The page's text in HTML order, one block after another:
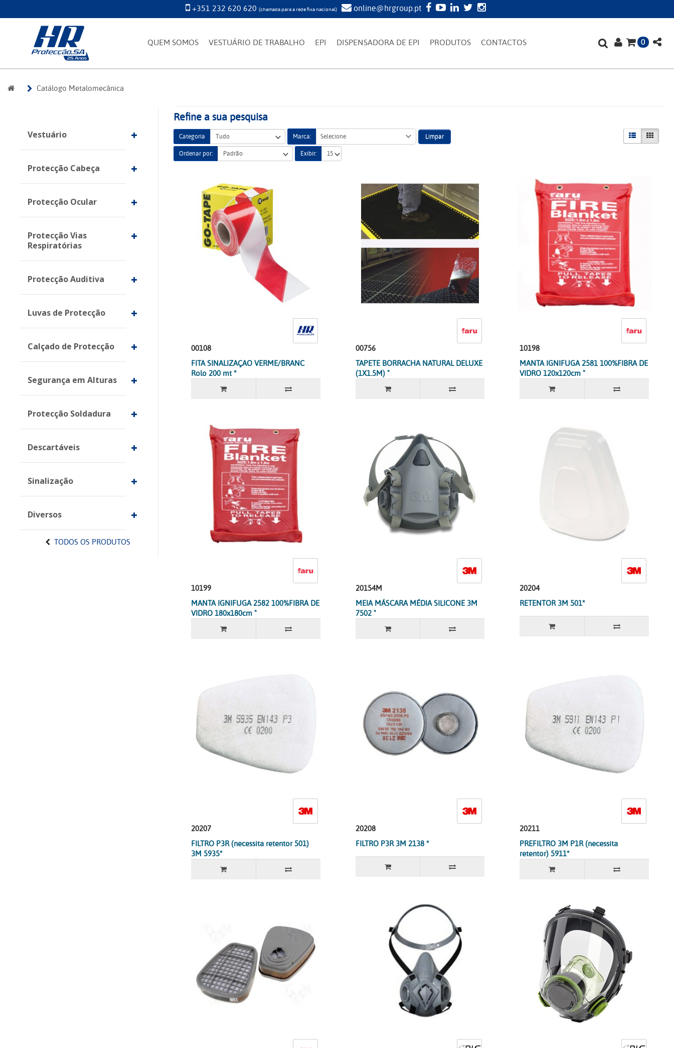
+351 232 620 620 (chamada para a rede fixa nacional) online@hrgroup.pt
QUEM SOMOS VESTUÁRIO DE TRABALHO EPI DISPENSADORA DE EPI PRODUTOS CONTACTOS 0
Catálogo Metalomecânica
Vestuário
Protecção Cabeça
Protecção Ocular
Protecção Vias
Respiratórias
Protecção Auditiva
Luvas de Protecção
Calçado de Protecção
Segurança em Alturas
Protecção Soldadura
Descartáveis
Sinalização
Diversos
TODOS OS PRODUTOS
Refine a sua pesquisa
Categoria Marca: Selecione
Limpar
Ordenar por:
Exibir:
00108
FITA SINALIZAÇAO VERME/BRANC
Rolo 200 mt *
00756
TAPETE BORRACHA NATURAL DELUXE
(1X1.5M) "
10198
MANTA IGNIFUGA 2581 100%FIBRA DE
VIDRO 120x120cm "
10199
MANTA IGNIFUGA 2582 100%FIBRA DE
VIDRO 180x180cm "
20154M
MEIA MÁSCARA MÉDIA SILICONE 3M
7502 "
20204
RETENTOR 3M 501*
20207
FILTRO P3R (necessita retentor 501)
3M 5935*
20208
FILTRO P3R 3M 2138 *
20211
PREFILTRO 3M P1R (necessita
retentor) 5911*